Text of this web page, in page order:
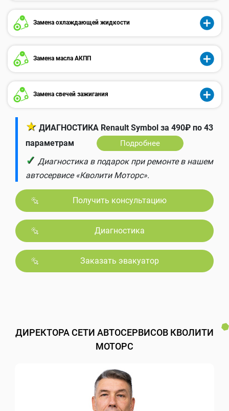
Замена охлаждающей жидкости
Замена масла АКПП
Замена свечей зажигания
★ ДИАГНОСТИКА Renault Symbol за 490₽ по 43
параметрам
Подробнее
✓ Диагностика в подарок при ремонте в нашем
автосервисе «Кволити Моторс».
Получить консультацию
Диагностика
Заказать эвакуатор
ДИРЕКТОРА СЕТИ АВТОСЕРВИСОВ КВОЛИТИ
МОТОРС